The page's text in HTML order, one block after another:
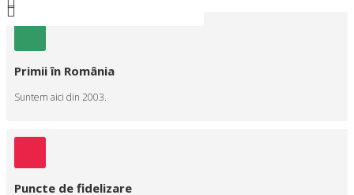
Primii în România
Suntem aici din 2003.
Puncte de fidelizare